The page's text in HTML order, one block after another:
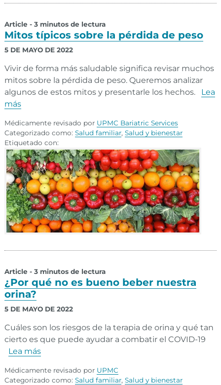
Article - 3 minutos de lectura
Mitos típicos sobre la pérdida de peso
5 DE MAYO DE 2022
Vivir de forma más saludable significa revisar muchos
mitos sobre la pérdida de peso. Queremos analizar
algunos de estos mitos y presentarle los hechos.
Lea
más
Médicamente revisado por UPMC Bariatric Services
Categorizado como: Salud familiar, Salud y bienestar
Etiquetado con:
Article - 3 minutos de lectura
¿Por qué no es bueno beber nuestra
orina?
5 DE MAYO DE 2022
Cuáles son los riesgos de la terapia de orina y qué tan
cierto es que puede ayudar a combatir el COVID-19
Lea más
Médicamente revisado por UPMC
Categorizado como: Salud familiar, Salud y bienestar